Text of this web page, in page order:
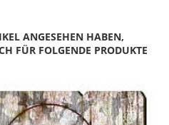
ANGESEHEN HABEN,
FÜR FOLGENDE PRODUKTE